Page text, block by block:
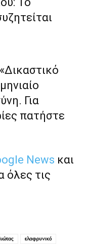
Για
πατήστε
News και
όλες τις
ελαφρυνικό